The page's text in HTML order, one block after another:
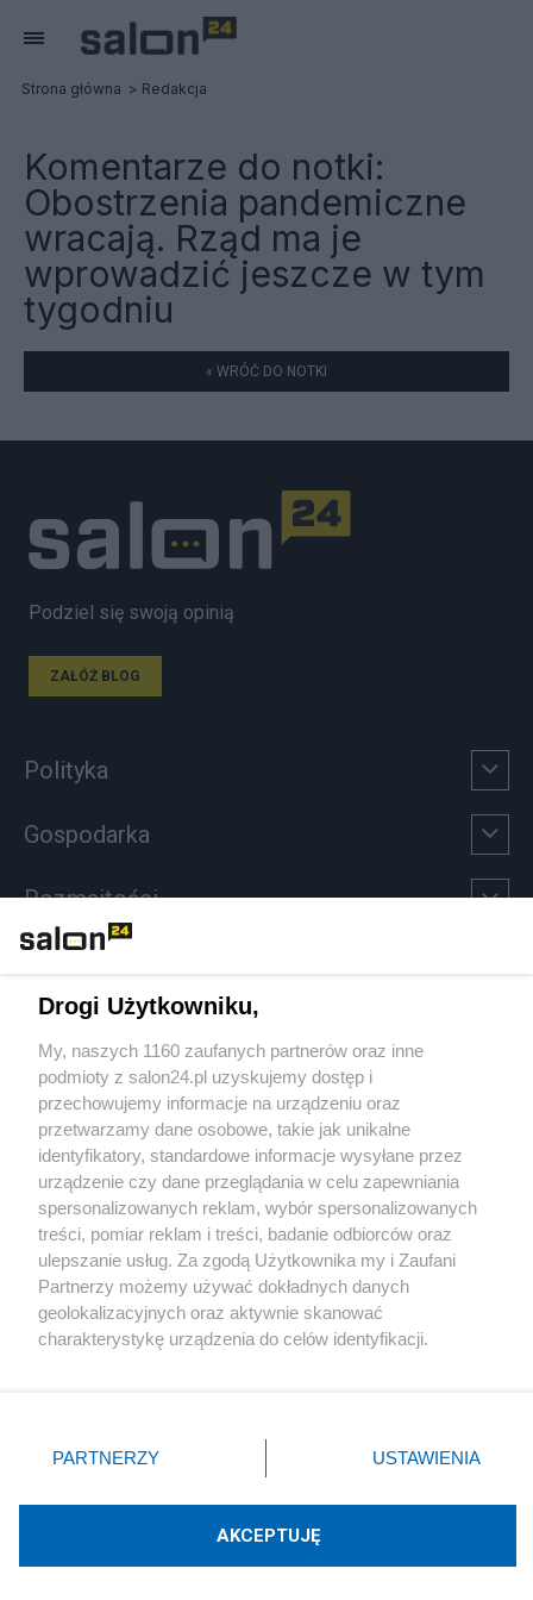
Strona główna Redakcja
Komentarze do notki:
Obostrzenia pandemiczne
wracają. Rząd ma je
wprowadzić jeszcze w tym
tygodniu
« WRÓĆ DO NOTKI
Podziel się swoją opinią
ZAŁÓŻ BLOG
Polityka
Gospodarka
Rozmaitości
Sport
Społeczeństwo
Kultura
X Facebook Instagram Youtube
Technologię dostarcza:W3media.pl
Drogi Użytkowniku,
My, naszych 1160 zaufanych partnerów oraz inne
podmioty z salon24.pl uzyskujemy dostęp i
przechowujemy informacje na urządzeniu oraz
przetwarzamy dane osobowe, takie jak unikalne
identyfikatory, standardowe informacje wysyłane przez
urządzenie czy dane przeglądania w celu zapewniania
spersonalizowanych reklam, wybór spersonalizowanych
treści, pomiar reklam i treści, badanie odbiorców oraz
ulepszanie usług. Za zgodą Użytkownika my i Zaufani
Partnerzy możemy używać dokładnych danych
geolokalizacyjnych oraz aktywnie skanować
charakterystykę urządzenia do celów identyfikacji.
zmienić/wycofać klikając przycisk ustawień prywatności
znajdujący się w lewym dolnym rogu strony
rodzaje przetwarzania danych nie wymagają zgody
użytkownika, ale masz prawo sprzeciwić się takiemu
PARTNERZY USTAWIENIA
AKCEPTUJĘ